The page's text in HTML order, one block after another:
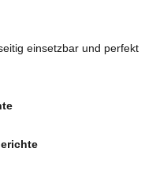
einsetzbar und perfekt